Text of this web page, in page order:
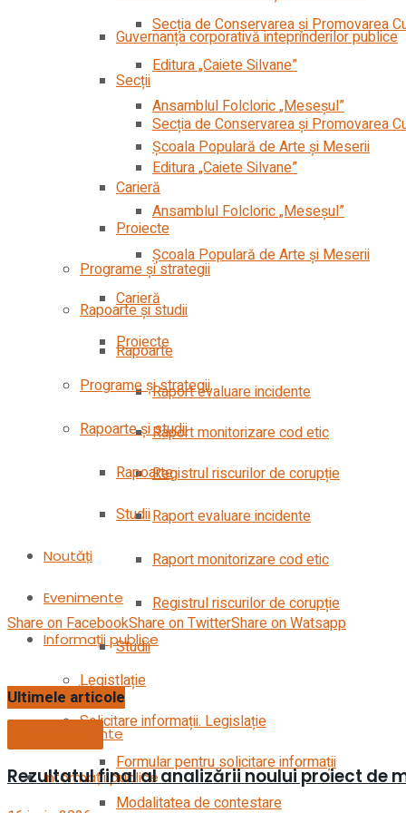
Secția de Conservarea şi Promovarea
Editura „Caiete Silvane”
Ansamblul Folcloric „Meseşul”
Școala Populară de Arte și Meserii
Carieră
Proiecte
Programe și strategii
Rapoarte și studii
Rapoarte
Raport evaluare incidente
Raport monitorizare cod etic
Registrul riscurilor de corupție
Studii
Noutăți
Evenimente
Informații publice
Legistlație
Solicitare informații. Legislație
Formular pentru solicitare informații
Modalitatea de contestare
Guvernanța corporativă inteprinderilor publice
Secții
Secția de Conservarea şi Promovarea
Editura „Caiete Silvane”
Ansamblul Folcloric „Meseşul”
Școala Populară de Arte și Meserii
Carieră
Proiecte
Programe și strategii
Rapoarte și studii
Rapoarte
Raport evaluare incidente
Raport monitorizare cod etic
Registrul riscurilor de corupție
Studii
Noutăți
Evenimente
Informații publice
Share on FacebookShare on TwitterShare on Watsapp
Ultimele articole
Rezultatul final al analizării noului proiect de